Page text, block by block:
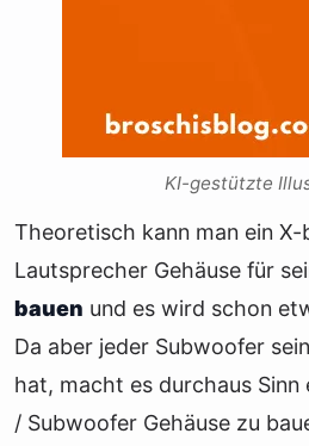
KI-gestützte
Theoretisch kann man ein X-
Lautsprecher Gehäuse für
bauen und es wird schon
Da aber jeder Subwoofer
hat, macht es durchaus Sinn
/ Subwoofer Gehäuse zu